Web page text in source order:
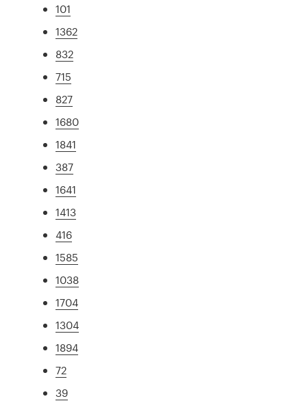
101
1362
832
715
827
1680
1841
387
1641
1413
416
1585
1038
1704
1304
1894
72
39